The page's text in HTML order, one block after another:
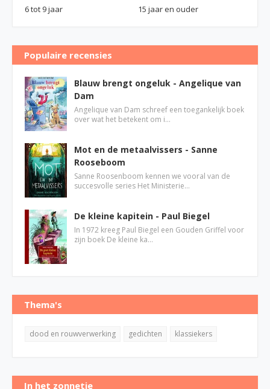
6 tot 9 jaar
15 jaar en ouder
Populaire recensies
Blauw brengt ongeluk - Angelique van
Dam
Angelique van Dam schreef een toegankelijk boek
over wat het betekent om i…
Mot en de metaalvissers - Sanne
Rooseboom
Sanne Roosenboom kennen we vooral van de
succesvolle series Het Ministerie…
De kleine kapitein - Paul Biegel
In 1972 kreeg Paul Biegel een Gouden Griffel voor
zijn boek De kleine ka…
Thema's
dood en rouwverwerking gedichten klassiekers
In het zonnetje